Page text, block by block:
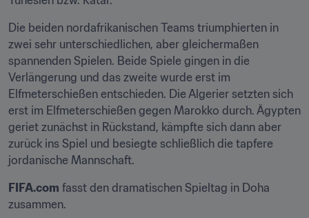
Die beiden nordafrikanischen Teams triumphierten in
zwei sehr unterschiedlichen, aber gleichermaßen
spannenden Spielen. Beide Spiele gingen in die
Verlängerung und das zweite wurde erst im
Elfmeterschießen entschieden. Die Algerier setzten sich
erst im Elfmeterschießen gegen Marokko durch. Ägypten
geriet zunächst in Rückstand, kämpfte sich dann aber
zurück ins Spiel und besiegte schließlich die tapfere
jordanische Mannschaft.
FIFA.com fasst den dramatischen Spieltag in Doha
zusammen.